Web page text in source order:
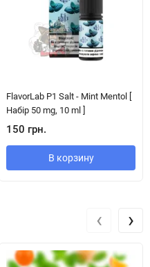
FlavorLab P1 Salt - Mint Mentol [
Набір 50 mg, 10 ml ]
150 грн.
В корзину
‹ ›